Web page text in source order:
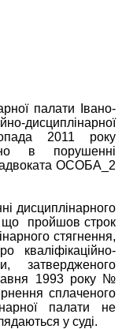
палати Івано-
дисциплінарної
2011 року
в порушенні
ОСОБА_ 2
дисциплінарного
що
пройшов строк
стягнення,
кваліфікаційно-
, затвердженого
1993 року №
сплаченого
палати не
у суді.